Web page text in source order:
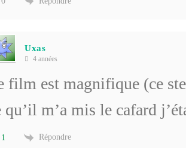
Uxas
4 années
film est magnifique (ce
qu’il m’a mis le cafard
1 Répondre